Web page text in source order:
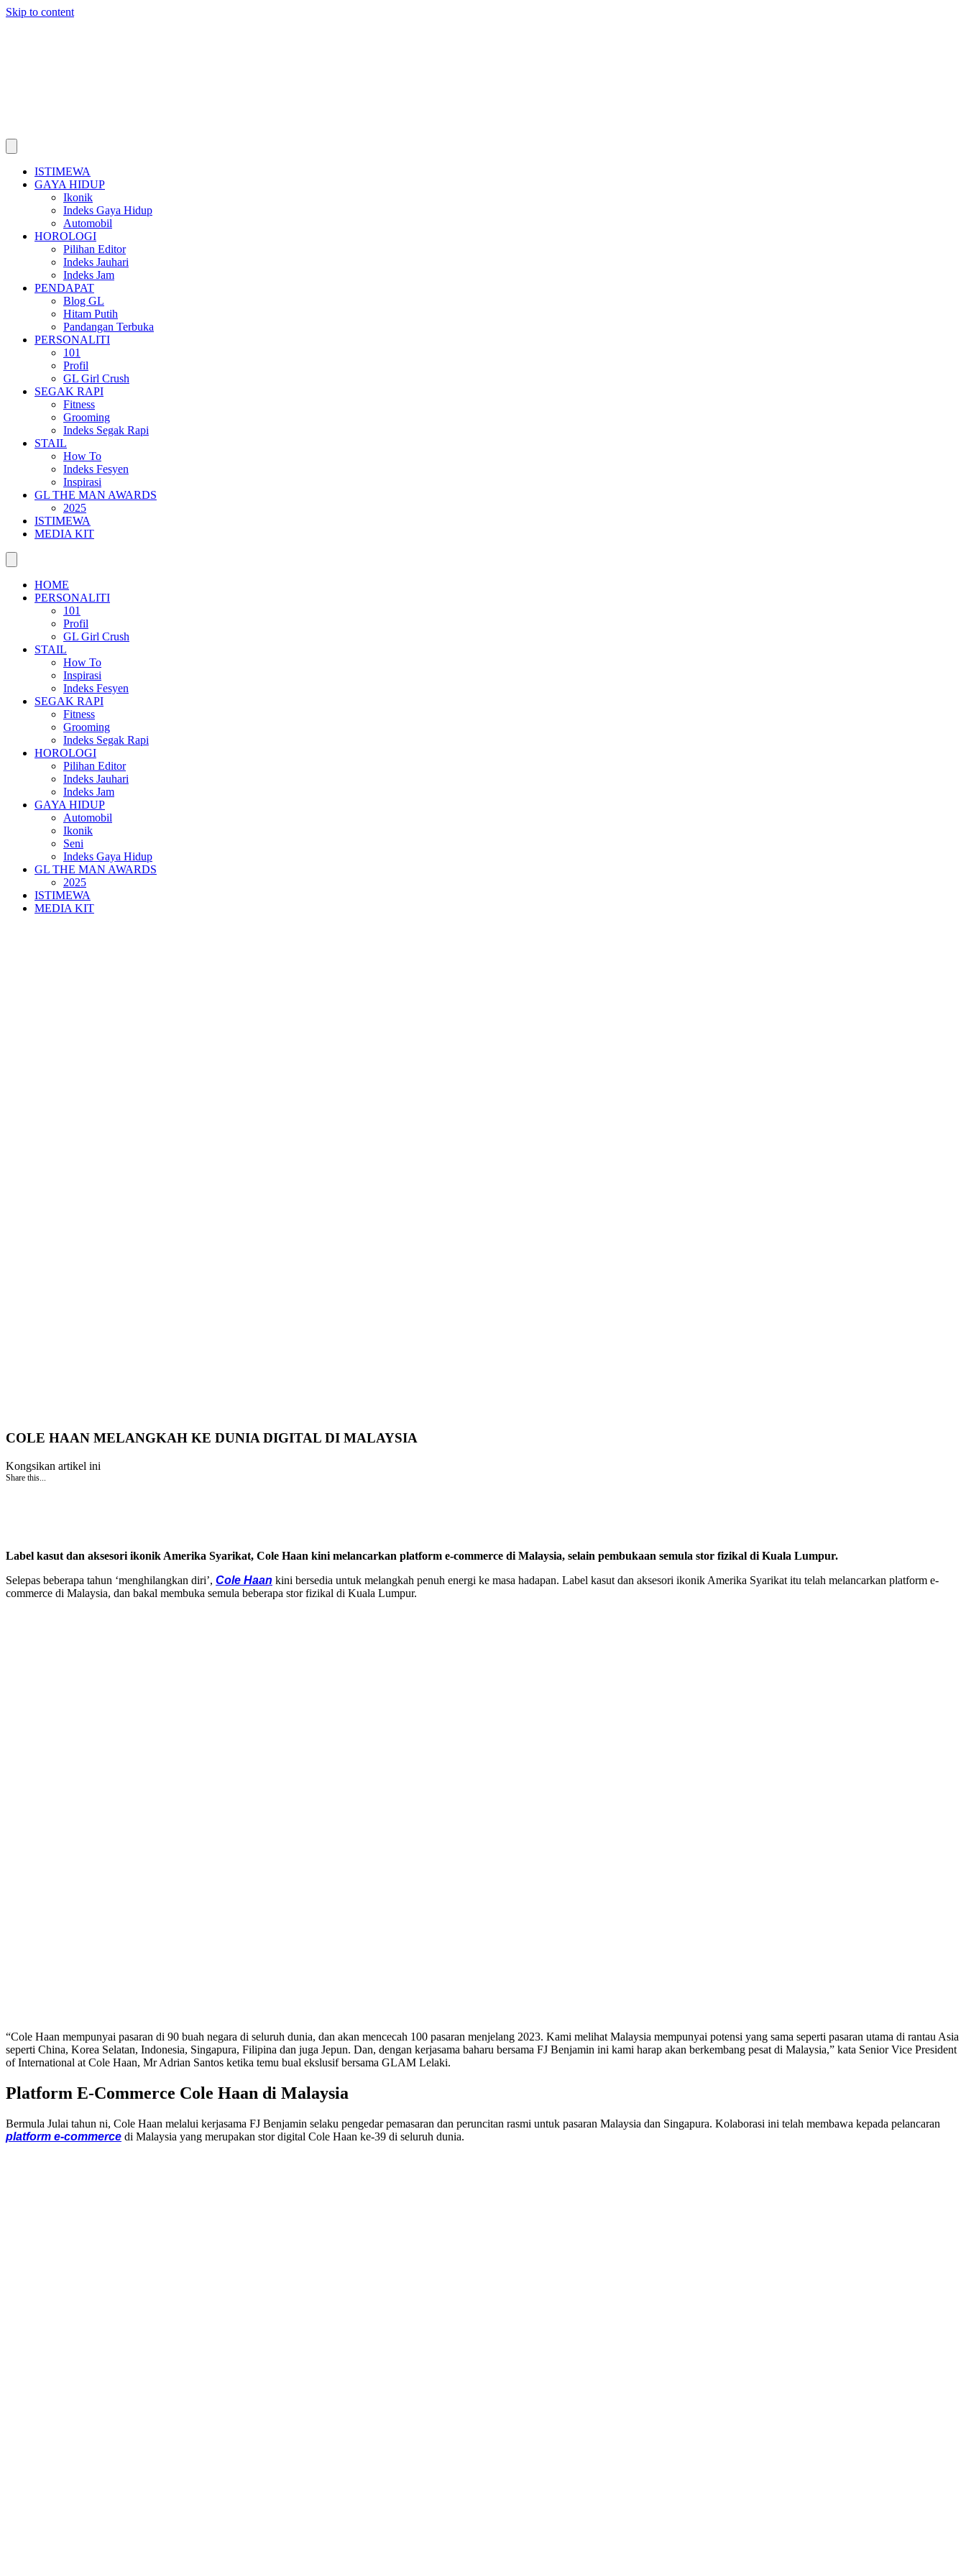
Skip to content
ISTIMEWA
GAYA HIDUP
Ikonik
Indeks Gaya Hidup
Automobil
HOROLOGI
Pilihan Editor
Indeks Jauhari
Indeks Jam
PENDAPAT
Blog GL
Hitam Putih
Pandangan Terbuka
PERSONALITI
101
Profil
GL Girl Crush
SEGAK RAPI
Fitness
Grooming
Indeks Segak Rapi
STAIL
How To
Indeks Fesyen
Inspirasi
GL THE MAN AWARDS
2025
ISTIMEWA
MEDIA KIT
HOME
PERSONALITI
101
Profil
GL Girl Crush
STAIL
How To
Inspirasi
Indeks Fesyen
SEGAK RAPI
Fitness
Grooming
Indeks Segak Rapi
HOROLOGI
Pilihan Editor
Indeks Jauhari
Indeks Jam
GAYA HIDUP
Automobil
Ikonik
Seni
Indeks Gaya Hidup
GL THE MAN AWARDS
2025
ISTIMEWA
MEDIA KIT
COLE HAAN MELANGKAH KE DUNIA DIGITAL DI MALAYSIA
Kongsikan artikel ini
Share this...
Label kasut dan aksesori ikonik Amerika Syarikat, Cole Haan kini melancarkan platform e-commerce di Malaysia, selain pembukaan semula stor fizikal di Kuala Lumpur.
Selepas beberapa tahun ‘menghilangkan diri’, Cole Haan kini bersedia untuk melangkah penuh energi ke masa hadapan. Label kasut dan aksesori ikonik Amerika Syarikat itu telah melancarkan platform e-
commerce di Malaysia, dan bakal membuka semula beberapa stor fizikal di Kuala Lumpur.
“Cole Haan mempunyai pasaran di 90 buah negara di seluruh dunia, dan akan mencecah 100 pasaran menjelang 2023. Kami melihat Malaysia mempunyai potensi yang sama seperti pasaran utama di rantau Asia
seperti China, Korea Selatan, Indonesia, Singapura, Filipina dan juga Jepun. Dan, dengan kerjasama baharu bersama FJ Benjamin ini kami harap akan berkembang pesat di Malaysia,” kata Senior Vice President
of International at Cole Haan, Mr Adrian Santos ketika temu bual ekslusif bersama GLAM Lelaki.
Platform E-Commerce Cole Haan di Malaysia
Bermula Julai tahun ni, Cole Haan melalui kerjasama FJ Benjamin selaku pengedar pemasaran dan peruncitan rasmi untuk pasaran Malaysia dan Singapura. Kolaborasi ini telah membawa kepada pelancaran
platform e-commerce di Malaysia yang merupakan stor digital Cole Haan ke-39 di seluruh dunia.